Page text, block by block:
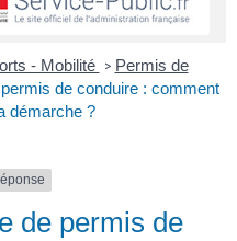
- Mobilité > Permis de
de conduire : comment
démarche ?
de permis de